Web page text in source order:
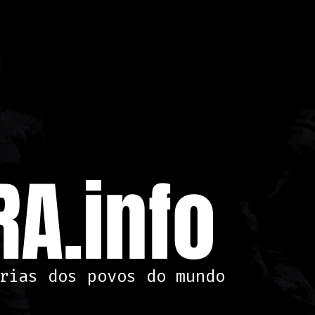
dos povos do mundo